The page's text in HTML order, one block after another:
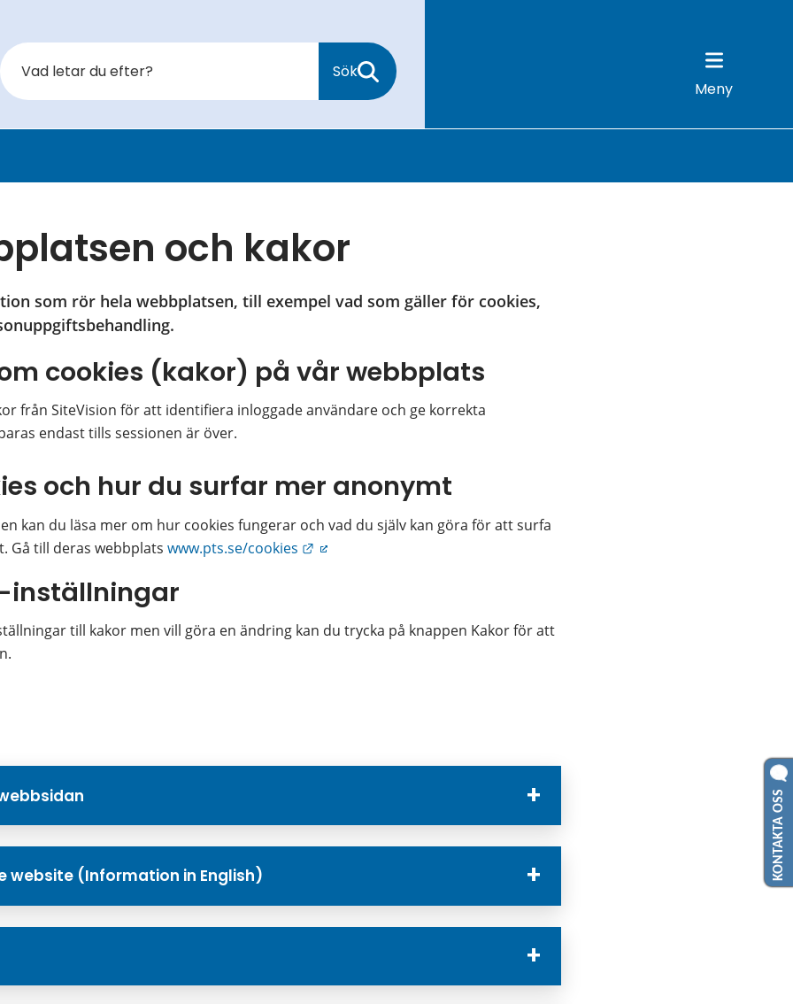
Sök
Meny
och kakor
som rör hela webbplatsen, till exempel vad som gäller för cookies,
cookies (kakor) på vår webbplats
från SiteVision för att identifiera inloggade användare och ge korrekta
endast tills sessionen är över.
och hur du surfar mer anonymt
kan du läsa mer om hur cookies fungerar och vad du själv kan göra för att surfa
Gå till deras webbplats www.pts.se/cookies Länk till annan webbplats.
inställningar
till kakor men vill göra en ändring kan du trycka på knappen Kakor för att
website (Information in English) KONTAKTA OSS